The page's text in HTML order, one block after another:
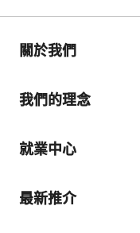
關於我們
我們的理念
就業中心
最新推介